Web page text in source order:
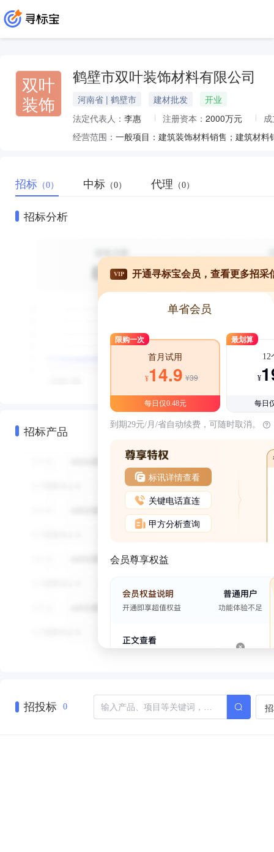
双叶
装饰
鹤壁市双叶装饰材料有限公司
河南省 | 鹤壁市 建材批发
开业
法定代表人： 李惠 注册资本： 2000万元
经营范围：
招标 （0） 中标 （0） 代理 （0）
招标分析
招标产品
VIP 开通寻标宝会员，查看更多招采
单省会员
限购一次
首月试用
¥14.9 ¥39
每日仅0.48元
最划算
12
¥
每日
到期29元/月/省自动续费，可随时取消。
标讯详情查看
关键电话直连
甲方分析查询
会员尊享权益
招投标 0